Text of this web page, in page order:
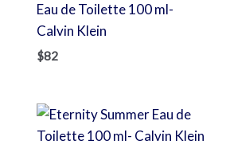
Eau de Toilette 100 ml-
Calvin Klein
$82